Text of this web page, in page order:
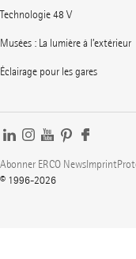
Technologie 48 V
Musées : La lumière à l’extérieur
Éclairage pour les gares
Abonner ERCO NewsImprint
© 1996-2026